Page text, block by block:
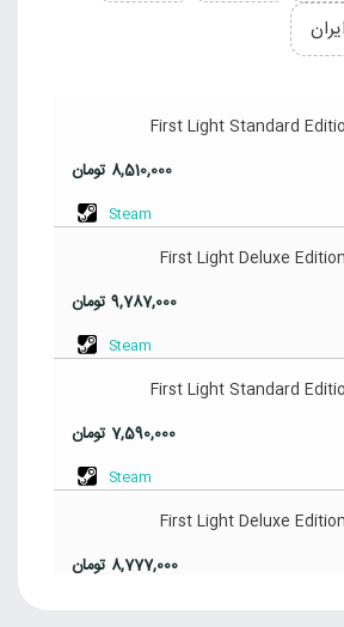
ایران
8,510,000 تومان
Steam
9,787,000تومان
Steam
7,590,000 تومان
Steam
8,777,000 تومان